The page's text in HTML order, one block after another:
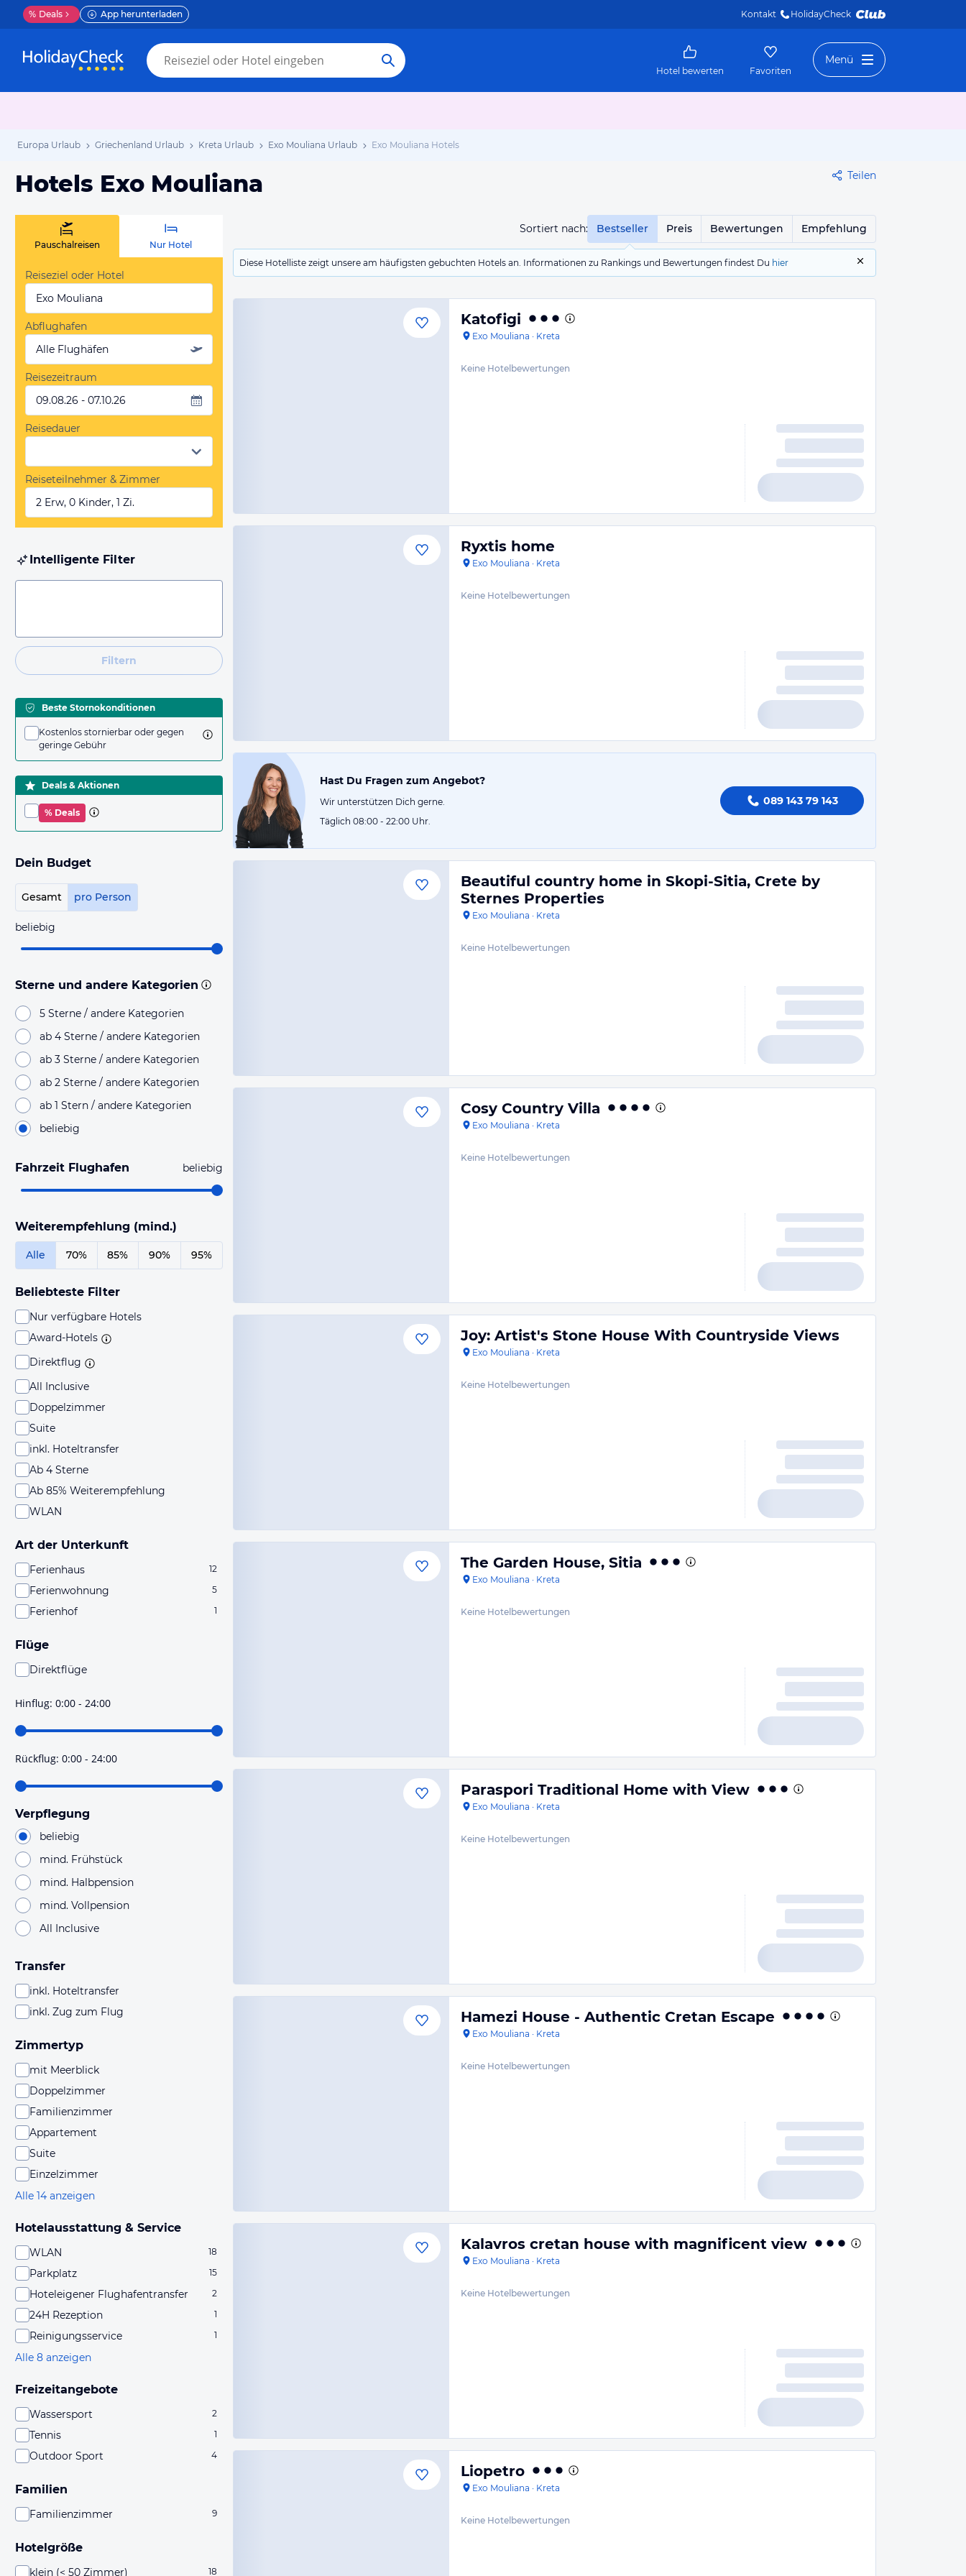
% Deals App herunterladen Kontakt HolidayCheck
Hotel bewerten Favoriten
Menü
Europa Urlaub Griechenland Urlaub Kreta Urlaub Exo Mouliana Urlaub Exo Mouliana Hotels
Hotels Exo Mouliana Teilen
Sortiert nach: Bestseller Preis Bewertungen Empfehlung
Diese Hotelliste zeigt unsere am häufigsten gebuchten Hotels an. Informationen zu Rankings und Bewertungen findest Du hier
Pauschalreisen Nur Hotel
Reiseziel oder Hotel
Exo Mouliana
Abflughafen
Alle Flughäfen
Reisezeitraum
09.08.26 - 07.10.26
Reisedauer
Reiseteilnehmer & Zimmer
2 Erw, 0 Kinder, 1 Zi.
Intelligente Filter
Filtern
Beste Stornokonditionen
Kostenlos stornierbar oder gegen
geringe Gebühr
Deals & Aktionen
% Deals
Dein Budget
Gesamt pro Person
beliebig
Sterne und andere Kategorien
5 Sterne / andere Kategorien
ab 4 Sterne / andere Kategorien
ab 3 Sterne / andere Kategorien
ab 2 Sterne / andere Kategorien
ab 1 Stern / andere Kategorien
beliebig
Fahrzeit Flughafen beliebig
Weiterempfehlung (mind.)
Alle 70% 85% 90% 95%
Beliebteste Filter
Nur verfügbare Hotels
Award-Hotels
Direktflug
All Inclusive
Doppelzimmer
Suite
inkl. Hoteltransfer
Ab 4 Sterne
Ab 85% Weiterempfehlung
WLAN
Art der Unterkunft
Ferienhaus 12
Ferienwohnung 5
Ferienhof 1
Flüge
Direktflüge
hoher Wahrscheinlichkeit Direktflüge sind. Bitte
prüfe vor der Buchung noch einmal die Flugdetails.
Hinflug: 0:00 - 24:00
Rückflug: 0:00 - 24:00
Verpflegung
beliebig
mind. Frühstück
mind. Halbpension
mind. Vollpension
All Inclusive
Transfer
inkl. Hoteltransfer
inkl. Zug zum Flug
Zimmertyp
mit Meerblick
Doppelzimmer
Familienzimmer
Appartement
Suite
Einzelzimmer
Alle 14 anzeigen
Hotelausstattung & Service
WLAN 18
Parkplatz 15
Hoteleigener Flughafentransfer 2
24H Rezeption 1
Reinigungsservice 1
Alle 8 anzeigen
Freizeitangebote
Wassersport 2
Tennis 1
Outdoor Sport 4
Familien
Familienzimmer 9
Hotelgröße
klein (< 50 Zimmer) 18
Katofigi
Exo Mouliana · Kreta
Keine Hotelbewertungen
Ryxtis home
Exo Mouliana · Kreta
Keine Hotelbewertungen
Hast Du Fragen zum Angebot?
Wir unterstützen Dich gerne.
Täglich 08:00 - 22:00 Uhr.
089 143 79 143
Beautiful country home in Skopi-Sitia, Crete by
Sternes Properties
Exo Mouliana · Kreta
Keine Hotelbewertungen
Cosy Country Villa
Exo Mouliana · Kreta
Keine Hotelbewertungen
Joy: Artist's Stone House With Countryside Views
Exo Mouliana · Kreta
Keine Hotelbewertungen
The Garden House, Sitia
Exo Mouliana · Kreta
Keine Hotelbewertungen
Paraspori Traditional Home with View
Exo Mouliana · Kreta
Keine Hotelbewertungen
Hamezi House - Authentic Cretan Escape
Exo Mouliana · Kreta
Keine Hotelbewertungen
Kalavros cretan house with magnificent view
Exo Mouliana · Kreta
Keine Hotelbewertungen
Liopetro
Exo Mouliana · Kreta
Keine Hotelbewertungen